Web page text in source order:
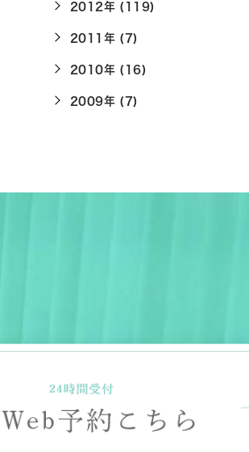
2012年 (119)
2011年 (7)
2010年 (16)
2009年 (7)